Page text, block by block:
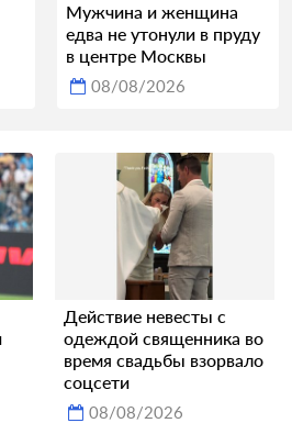
Мужчина и женщина
едва не утонули в пруду
в центре Москвы
08/08/2026
Действие невесты с
одеждой священника во
время свадьбы взорвало
соцсети
08/08/2026